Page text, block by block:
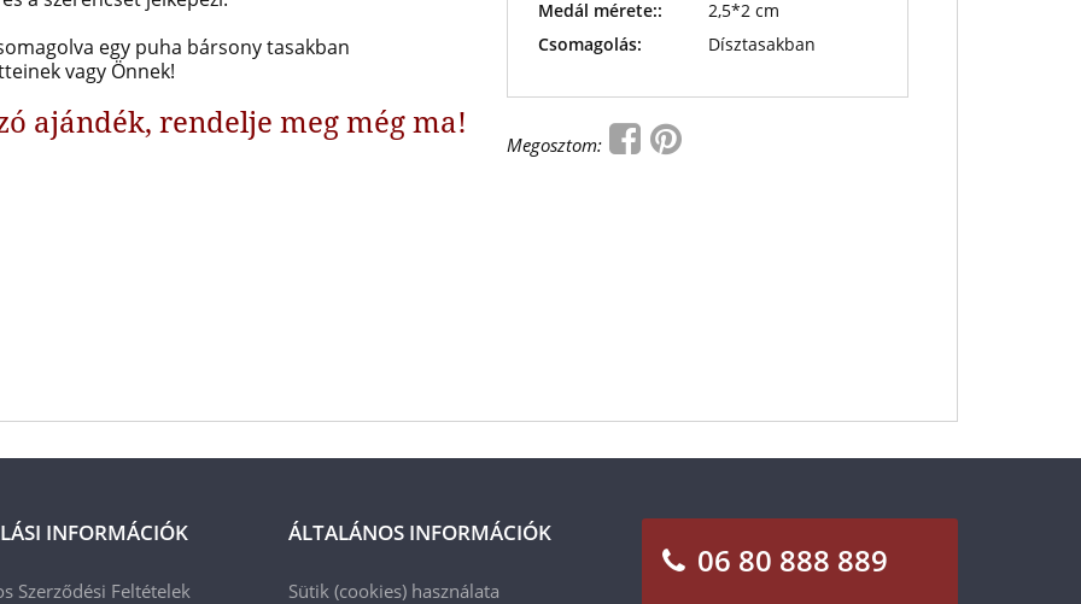
egy puha bársony tasakban
vagy Önnek!
ajándék, rendelje meg még ma!
Medál mérete::
2,5*2 cm
Csomagolás:
Dísztasakban
Megosztom:
INFORMÁCIÓK
Szerződési Feltételek
ÁLTALÁNOS INFORMÁCIÓK
Sütik (cookies) használata
06 80 888 889